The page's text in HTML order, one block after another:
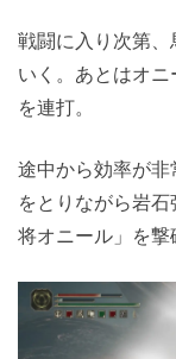
戦闘に入り次第、
いく。あとはオ
を連打。
途中から効率が
をとりながら岩
将オニール」を撃